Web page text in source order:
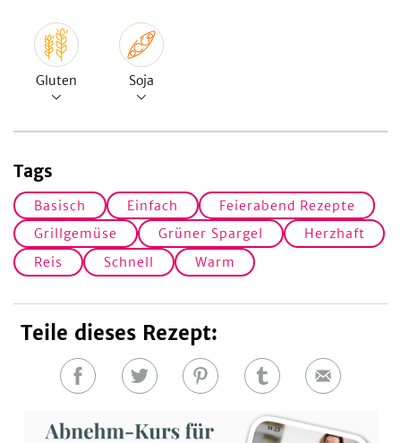
Gluten Soja
Tags
Basisch Einfach
Feierabend Rezepte
Grillgemüse
Grüner Spargel
Herzhaft
Reis
Schnell Warm
Teile dieses Rezept:
Auf
teilen
Auf
teilen
Auf
teilen
Auf
teilen
E-